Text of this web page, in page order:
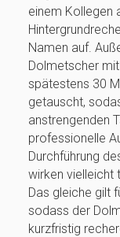
einem Kollegen
Namen auf.
Dolmetscher
spätestens 30
getauscht,
anstrengenden
professionelle
Durchführung
wirken vielleicht
Das gleiche gilt
sodass der
kurzfristig